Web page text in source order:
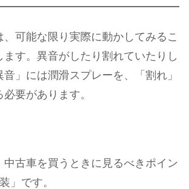
可能な限り実際に動かしてみるこ
ます。異音がしたり割れていたりし
」には潤滑スプレーを、「割れ」
要があります。
中古車を買うときに見るべきポイン
」です。